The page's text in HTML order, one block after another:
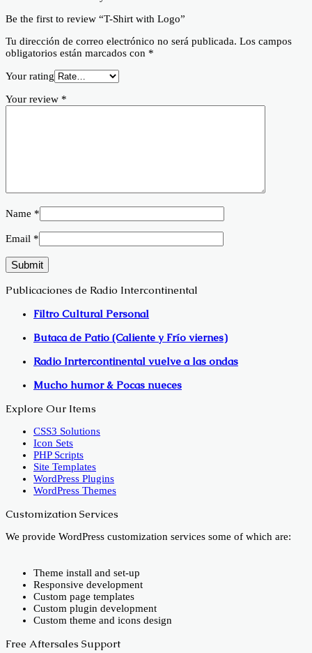
Be the first to review “T-Shirt with Logo”
Tu dirección de correo electrónico no será publicada. Los campos
obligatorios están marcados con *
Your rating
Your review *
Name *
Email *
Publicaciones de Radio Intercontinental
Filtro Cultural Personal
Butaca de Patio (Caliente y Frío viernes)
Radio Inrtercontinental vuelve a las ondas
Mucho humor & Pocas nueces
Explore Our Items
CSS3 Solutions
Icon Sets
PHP Scripts
Site Templates
WordPress Plugins
WordPress Themes
Customization Services
We provide WordPress customization services some of which are:
Theme install and set-up
Responsive development
Custom page templates
Custom plugin development
Custom theme and icons design
Free Aftersales Support